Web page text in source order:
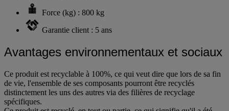
Force (kg) : 800 kg
Garantie client : 5 ans
Avantages environnementaux et sociaux
Ce produit est recyclable à 100%, ce qui veut dire que lors de sa fin
de vie, l'ensemble de ses composants pourront être recyclés
distinctement les uns des autres via des filières de recyclage
spécifiques.